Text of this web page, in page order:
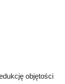
objętości